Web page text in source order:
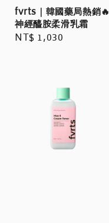
fvrts｜韓國藥局熱銷🔥
神經醯胺柔滑乳霜
Regular
NT$ 1,030